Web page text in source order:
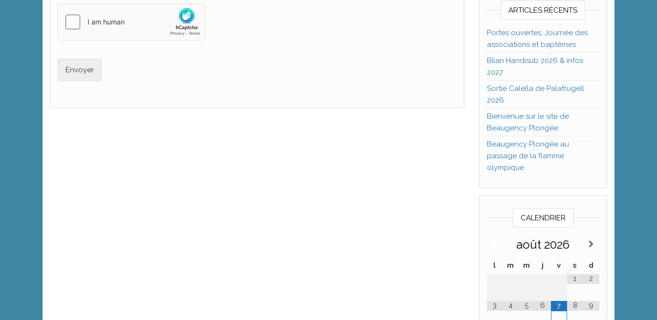
Envoyer
ARTICLES RÉCENTS
Portes ouvertes, Journée des
associations et baptêmes
Bilan Handisub 2026 & infos
2027
Sortie Calella de Palafrugell
2026
Bienvenue sur le site de
Beaugency Plongée
Beaugency Plongée au
passage de la flamme
olympique
CALENDRIER
août 2026
l m m j v s
d
1
2
3 4 5 6 7 8 9